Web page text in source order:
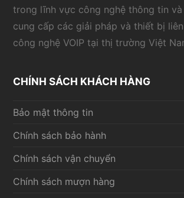
trong lĩnh vực công nghệ thông tin
cung cấp các giải pháp và thiết bị
công nghệ VOIP tại thị trường Việt
CHÍNH SÁCH KHÁCH HÀNG
Bảo mật thông tin
Chính sách bảo hành
Chính sách vận chuyển
Chính sách mượn hàng